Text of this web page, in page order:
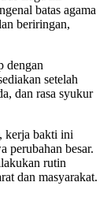
batas agama
beriringan,
dengan
setelah
dan rasa syukur
kerja bakti ini
perubahan besar.
rutin
dan masyarakat.